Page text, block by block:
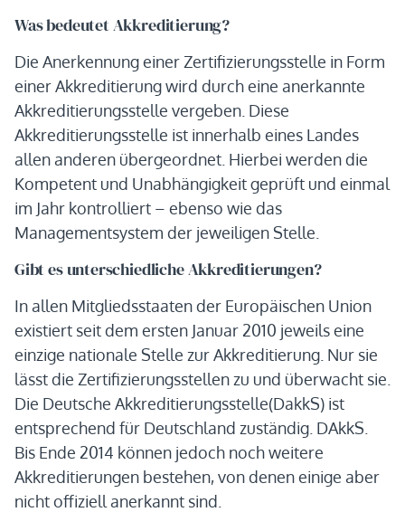
Was bedeutet Akkreditierung?
Die Anerkennung einer Zertifizierungsstelle in Form
einer Akkreditierung wird durch eine anerkannte
Akkreditierungsstelle vergeben. Diese
Akkreditierungsstelle ist innerhalb eines Landes
allen anderen übergeordnet. Hierbei werden die
Kompetent und Unabhängigkeit geprüft und einmal
im Jahr kontrolliert – ebenso wie das
Managementsystem der jeweiligen Stelle.
Gibt es unterschiedliche Akkreditierungen?
In allen Mitgliedsstaaten der Europäischen Union
existiert seit dem ersten Januar 2010 jeweils eine
einzige nationale Stelle zur Akkreditierung. Nur sie
lässt die Zertifizierungsstellen zu und überwacht sie.
Die Deutsche Akkreditierungsstelle(DakkS) ist
entsprechend für Deutschland zuständig. DAkkS.
Bis Ende 2014 können jedoch noch weitere
Akkreditierungen bestehen, von denen einige aber
nicht offiziell anerkannt sind.